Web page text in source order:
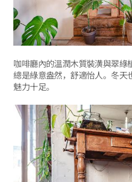
咖啡廳內的溫潤木質裝潢與翠綠
總是綠意盎然，舒適怡人。冬天
魅力十足。